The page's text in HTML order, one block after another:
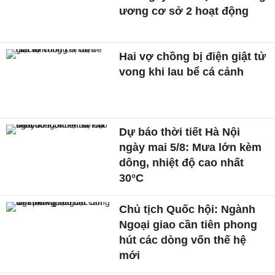
ương cơ sở 2 hoạt động
Hai vợ chồng bị điện giật tử
vong khi lau bể cá cảnh
Dự báo thời tiết Hà Nội
ngày mai 5/8: Mưa lớn kèm
dông, nhiệt độ cao nhất
30°C
Chủ tịch Quốc hội: Ngành
Ngoại giao cần tiên phong
hút các dòng vốn thế hệ
mới